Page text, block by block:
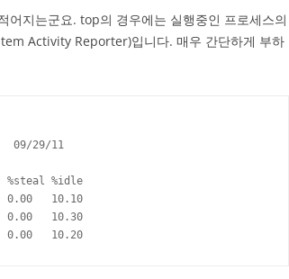
지는군요. top의 경우에는 실행중인 프로세스의
Activity Reporter)입니다. 매우 간단하게 부하
09/29/11
%steal %idle
0.00   10.10
0.00   10.30
0.00   10.20